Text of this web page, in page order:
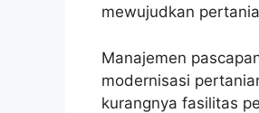
mewujudkan
Manajemen
modernisasi
kurangnya fasilitas